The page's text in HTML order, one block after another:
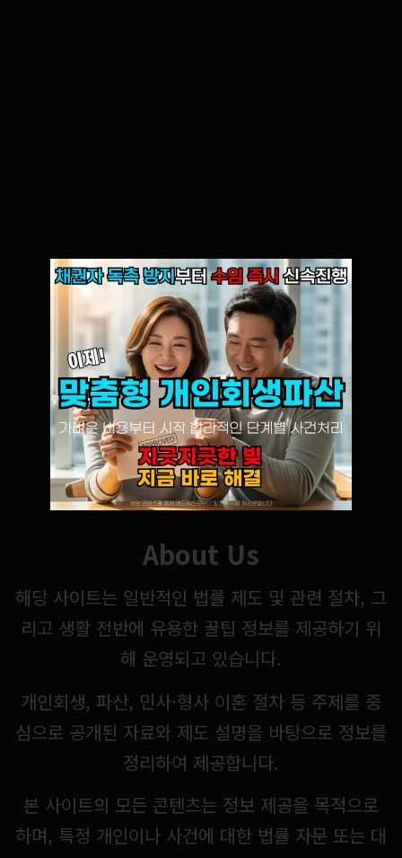
About Us
해당 사이트는 일반적인 법률 제도 및 관련 절차, 그
리고 생활 전반에 유용한 꿀팁 정보를 제공하기 위
해 운영되고 있습니다.
개인회생, 파산, 민사·형사 이혼 절차 등 주제를 중
심으로 공개된 자료와 제도 설명을 바탕으로 정보를
정리하여 제공합니다.
본 사이트의 모든 콘텐츠는 정보 제공을 목적으로
하며, 특정 개인이나 사건에 대한 법률 자문 또는 대